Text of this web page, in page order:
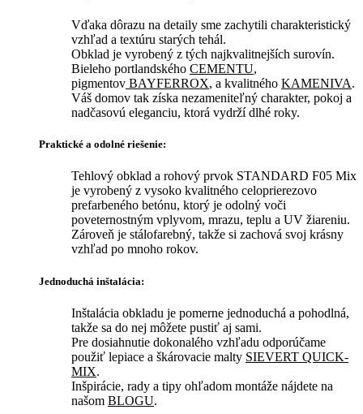
Vďaka dôrazu na detaily sme zachytili charakteristický
vzhľad a textúru starých tehál.
Obklad je vyrobený z tých najkvalitnejších surovín.
Bieleho portlandského CEMENTU,
pigmentov BAYFERROX, a kvalitného KAMENIVA.
Váš domov tak získa nezameniteľný charakter, pokoj a
nadčasovú eleganciu, ktorá vydrží dlhé roky.
Praktické a odolné riešenie:
Tehlový obklad a rohový prvok STANDARD F05 Mix
je vyrobený z vysoko kvalitného celoprierezovo
prefarbeného betónu, ktorý je odolný voči
poveternostným vplyvom, mrazu, teplu a UV žiareniu.
Zároveň je stálofarebný, takže si zachová svoj krásny
vzhľad po mnoho rokov.
Jednoduchá inštalácia:
Inštalácia obkladu je pomerne jednoduchá a pohodlná,
takže sa do nej môžete pustiť aj sami.
Pre dosiahnutie dokonalého vzhľadu odporúčame
použiť lepiace a škárovacie malty SIEVERT QUICK-
MIX.
Inšpirácie, rady a tipy ohľadom montáže nájdete na
našom BLOGU.